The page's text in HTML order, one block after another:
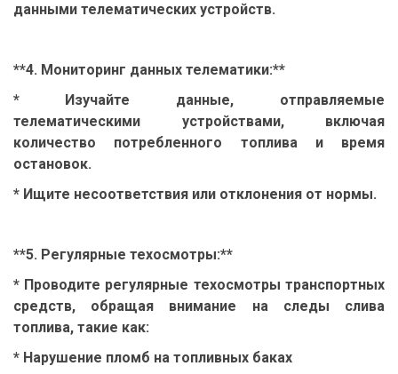
данными телематических устройств.
**4. Мониторинг данных телематики:**
* Изучайте данные, отправляемые
телематическими устройствами, включая
количество потребленного топлива и время
остановок.
* Ищите несоответствия или отклонения от нормы.
**5. Регулярные техосмотры:**
* Проводите регулярные техосмотры транспортных
средств, обращая внимание на следы слива
топлива, такие как:
* Нарушение пломб на топливных баках